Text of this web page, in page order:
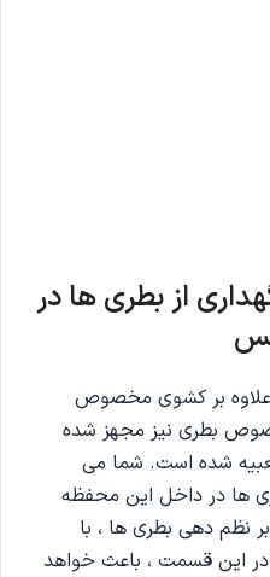
از بطری ها در
یخچال هایسنس مدل RD22 علاوه بر کشوی مخصوص
بطری نیز مجهز شده
شده است. شما می
ها در داخل این محفظه
نظم دهی بطری ها ، با
این قسمت ، باعث خواهد